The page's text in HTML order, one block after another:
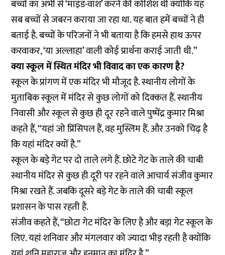
बच्चों का अभी से ‘माइंड-वाश’ करने की कोशिश थी क्योंकि यह
सब बच्चों से जबरन कराया जा रहा था. यह बात हमें बच्चों ने ही
बताई है. बच्चों के परिजनों ने भी बताया है कि हमसे हाथ ऊपर
करवाकर, ‘या अल्लाहा’ वाली कोई प्रार्थना कराई जाती थी.”
क्या स्कूल में स्थित मंदिर भी विवाद का एक कारण है?
स्कूल के प्रांगण में एक मंदिर भी मौजूद है. स्थानीय लोगों के
मुताबिक स्कूल में मंदिर से कुछ लोगों को दिक्कत हैं. स्थानीय
निवासी और स्कूल से कुछ ही दूर रहने वाले पुष्पेंद्र कुमार मिश्रा
कहते हैं, “यहां जो प्रिंसिपल हैं, वह मुस्लिम हैं. और उनको चिढ़ है
कि यहां मंदिर क्यों है.”
स्कूल के बड़े गेट पर दो ताले लगे हैं. छोटे गेट के ताले की चाबी
स्थानीय मंदिर से कुछ ही दूरी पर रहने वाले आचार्य संजीव कुमार
मिश्रा रखते हैं. जबकि दूसरे बड़े गेट के ताले की चाबी स्कूल
प्रशासन के पास रहती है.
संजीव कहते हैं, “छोटा गेट मंदिर के लिए है और बड़ा गेट स्कूल के
लिए. यहां शनिवार और मंगलवार को ज्यादा भीड़ रहती है क्योंकि